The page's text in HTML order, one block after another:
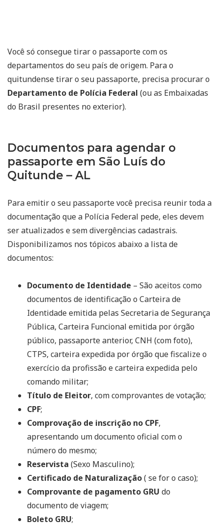
Você só consegue tirar o passaporte com os
departamentos do seu país de origem. Para o
quitundense tirar o seu passaporte, precisa procurar o
Departamento de Polícia Federal (ou as Embaixadas
do Brasil presentes no exterior).
Documentos para agendar o
passaporte em São Luís do
Quitunde – AL
Para emitir o seu passaporte você precisa reunir toda a
documentação que a Polícia Federal pede, eles devem
ser atualizados e sem divergências cadastrais.
Disponibilizamos nos tópicos abaixo a lista de
documentos:
Documento de Identidade – São aceitos como
documentos de identificação o Carteira de
Identidade emitida pelas Secretaria de Segurança
Pública, Carteira Funcional emitida por órgão
público, passaporte anterior, CNH (com foto),
CTPS, carteira expedida por órgão que fiscalize o
exercício da profissão e carteira expedida pelo
comando militar;
Título de Eleitor, com comprovantes de votação;
CPF;
Comprovação de inscrição no CPF,
apresentando um documento oficial com o
número do mesmo;
Reservista (Sexo Masculino);
Certificado de Naturalização( se for o caso);
Comprovante de pagamento GRU do
documento de viagem;
Boleto GRU;